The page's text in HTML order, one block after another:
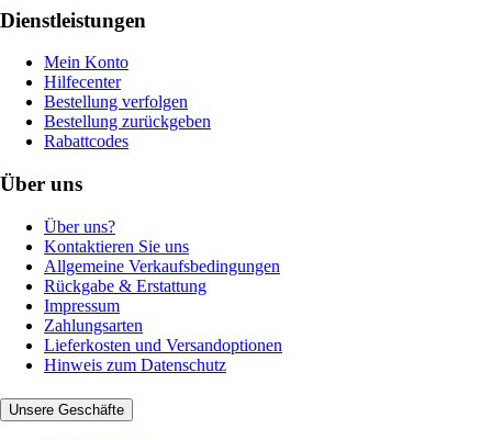
Dienstleistungen
Mein Konto
Hilfecenter
Bestellung verfolgen
Bestellung zurückgeben
Rabattcodes
Über uns
Über uns?
Kontaktieren Sie uns
Allgemeine Verkaufsbedingungen
Rückgabe & Erstattung
Impressum
Zahlungsarten
Lieferkosten und Versandoptionen
Hinweis zum Datenschutz
Unsere Geschäfte